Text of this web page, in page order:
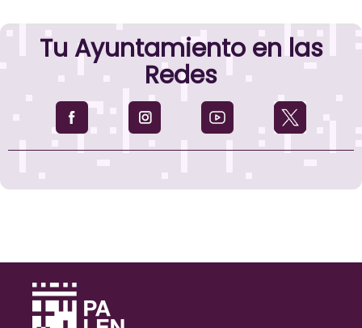
Ayuntamiento
de
Palencia
nuevo
diseño
de
las
de
Tu Ayuntamiento en las
Redes